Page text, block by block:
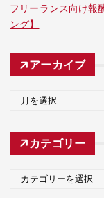
フリーランス向け報
ング】
アーカイブ
カ
カテゴリー